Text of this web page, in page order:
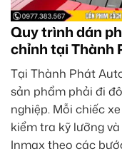
Quy trình dán
chỉnh tại Thành
Tại Thành Phát
sản phẩm phải đi
nghiệp. Mỗi chiếc
kiểm tra kỹ lưỡng
Inmax theo các